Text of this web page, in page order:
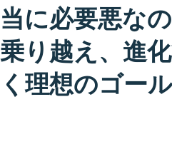
当に必要悪な
乗り越え、進
く理想のゴー